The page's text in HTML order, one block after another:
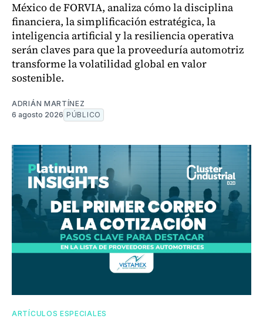
México de FORVIA, analiza cómo la disciplina
financiera, la simplificación estratégica, la
inteligencia artificial y la resiliencia operativa
serán claves para que la proveeduría automotriz
transforme la volatilidad global en valor
sostenible.
ADRIÁN MARTÍNEZ
6 agosto 2026 PÚBLICO
ARTÍCULOS ESPECIALES